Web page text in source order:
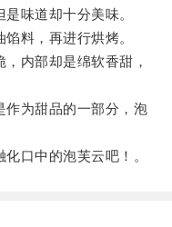
味道却十分美味。
料，再进行烘烤。
内部却是绵软香甜，
为甜品的一部分，泡
口中的泡芙云吧！。